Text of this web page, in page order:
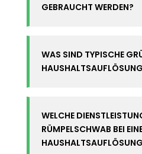
GEBRAUCHT WERDEN?
WAS SIND TYPISCHE
WELCHE
RÜMPELSCHWAB BEI